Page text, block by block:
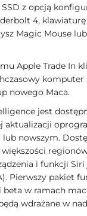
z opcją
4,
Magic Mouse
Apple Trade In
komputer
nowego Maca.
jest
aktualizacji
lub nowszym.
i funkcji Siri
Pierwszy pakiet
w ramach
wdrażane w